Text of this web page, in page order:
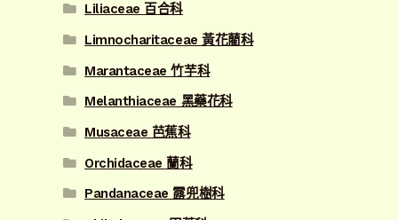
Liliaceae 百合科
Limnocharitaceae 黃花藺科
Marantaceae 竹芋科
Melanthiaceae 黑藥花科
Musaceae 芭蕉科
Orchidaceae 蘭科
Pandanaceae 露兜樹科